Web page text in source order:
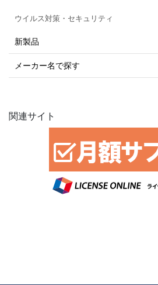
ウイルス対策・セキュリティ
新製品
メーカー名で探す
関連サイト